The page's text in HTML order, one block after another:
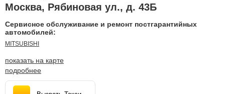
Москва, Рябиновая ул., д. 43Б
Сервисное обслуживание и ремонт постгарантийных
автомобилей:
MITSUBISHI
показать на карте
подробнее